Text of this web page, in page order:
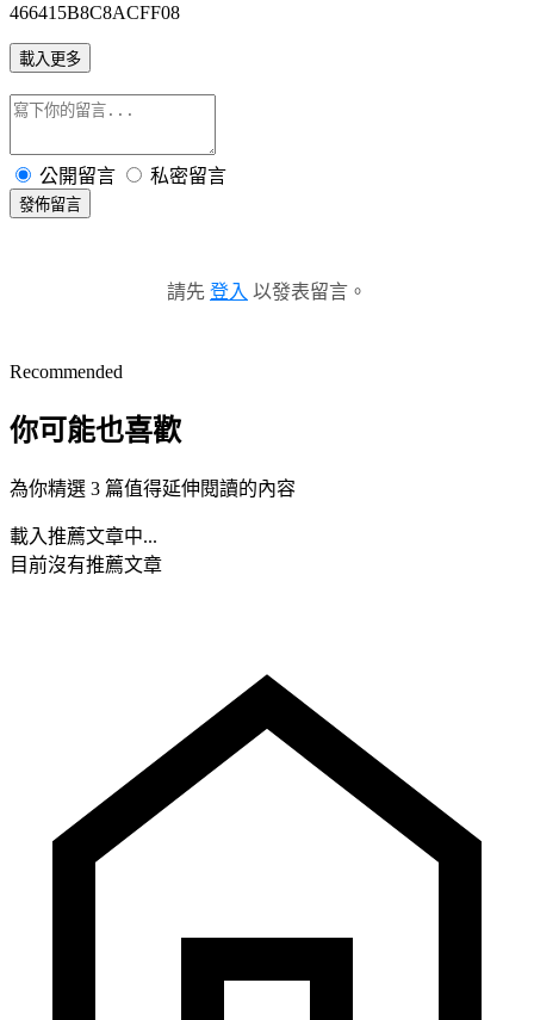
466415B8C8ACFF08
載入更多
公開留言 私密留言
發佈留言
請先 登入 以發表留言。
Recommended
你可能也喜歡
為你精選 3 篇值得延伸閱讀的內容
載入推薦文章中...
目前沒有推薦文章